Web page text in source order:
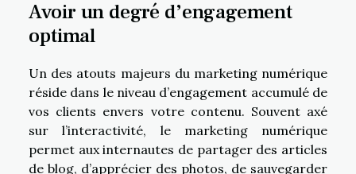
Avoir un degré d’engagement
optimal
Un des atouts majeurs du marketing numérique
réside dans le niveau d’engagement accumulé de
vos clients envers votre contenu. Souvent axé
sur l’interactivité, le marketing numérique
permet aux internautes de partager des articles
de blog, d’apprécier des photos, de sauvegarder